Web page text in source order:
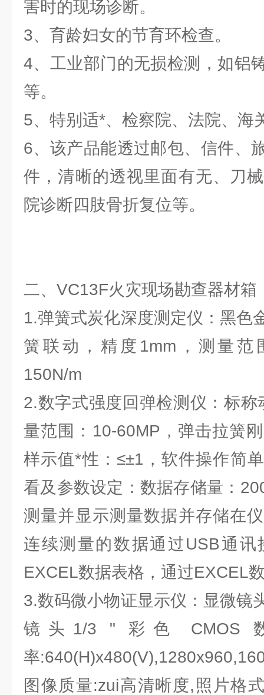
害时的现场诊断。
3、育龄妇女的节育环检查。
4、工业部门的无损检测，如铝
等。
5、特别适*、检察院、法院、海
6、该产品能透过邮包、信件、
件，清晰的透视里面有无、刀
院诊断四肢骨折复位等。
二、VC13F火灾现场勘查器材箱
1.弹簧式炭化深度测定仪：黑色
簧联动，精度1mm，测量范
150N/m
2.数字式强度回弹检测仪：标
量范围：10-60MP，弹击拉簧
样示值*性：≤±1，软件操作简
看及参数设定：数据存储量：
测量并显示测量数据并存储在
连续测量的数据通过USB通
EXCEL数据表格，通过EXCEL
3.数码微小物证显示仪：显微镜
镜头1/3 " 彩色 CMOS
率
图像质量:zui高清晰度,照片格